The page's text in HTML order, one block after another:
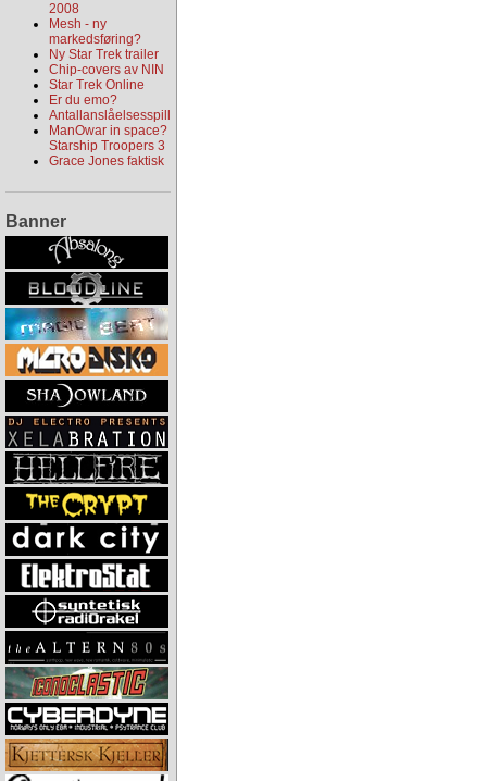
2008
Mesh - ny
markedsføring?
Ny Star Trek trailer
Chip-covers av NIN
Star Trek Online
Er du emo?
Antallanslåelsesspill
ManOwar in space?
Starship Troopers 3
Grace Jones faktisk
Banner